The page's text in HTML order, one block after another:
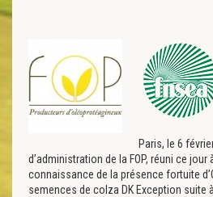
Paris, le 6
d’administration de la FOP, réuni ce jour
connaissance de la présence fortuite
semences de colza DK Exception